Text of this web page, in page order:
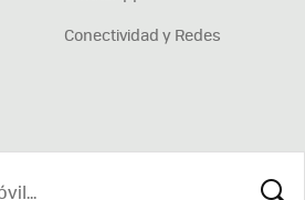
Conectividad y Redes